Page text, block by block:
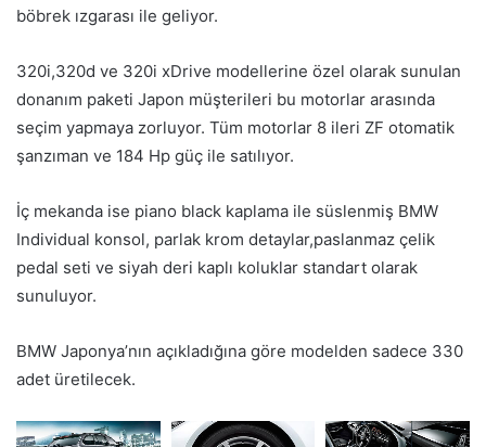
böbrek ızgarası ile geliyor.
320i,320d ve 320i xDrive modellerine özel olarak sunulan
donanım paketi Japon müşterileri bu motorlar arasında
seçim yapmaya zorluyor. Tüm motorlar 8 ileri ZF otomatik
şanzıman ve 184 Hp güç ile satılıyor.
İç mekanda ise piano black kaplama ile süslenmiş BMW
Individual konsol, parlak krom detaylar,paslanmaz çelik
pedal seti ve siyah deri kaplı koluklar standart olarak
sunuluyor.
BMW Japonya’nın açıkladığına göre modelden sadece 330
adet üretilecek.